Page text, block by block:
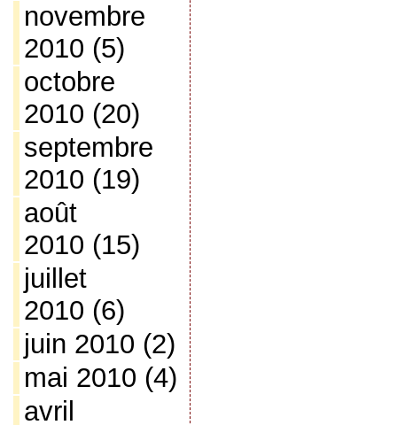
novembre
2010 (5)
octobre
2010 (20)
septembre
2010 (19)
août
2010 (15)
juillet
2010 (6)
juin 2010 (2)
mai 2010 (4)
avril